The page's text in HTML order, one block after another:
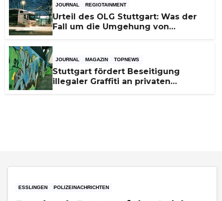
JOURNAL REGIOTAINMENT
Urteil des OLG Stuttgart: Was der
Fall um die Umgehung von
JOURNAL MAGAZIN TOPNEWS
Stuttgart fördert Beseitigung
illegaler Graffiti an privaten
ESSLINGEN POLIZEINACHRICHTEN